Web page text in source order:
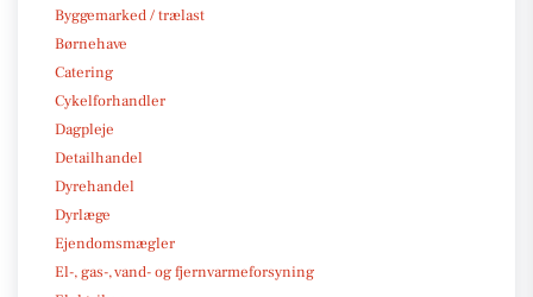
Byggemarked / trælast
Børnehave
Catering
Cykelforhandler
Dagpleje
Detailhandel
Dyrehandel
Dyrlæge
Ejendomsmægler
El-, gas-, vand- og fjernvarmeforsyning